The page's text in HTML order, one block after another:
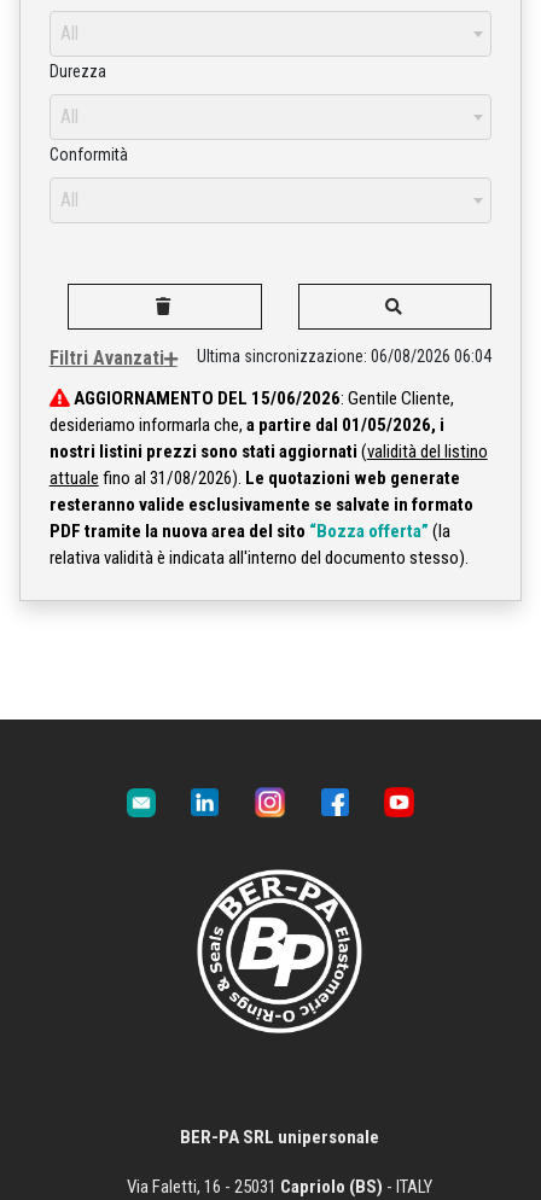
All
Durezza
All
Conformità
All
Filtri Avanzati Ultima sincronizzazione: 06/08/2026 06:04
AGGIORNAMENTO DEL 15/06/2026: Gentile Cliente,
desideriamo informarla che, a partire dal 01/05/2026, i
nostri listini prezzi sono stati aggiornati (validità del listino
attuale fino al 31/08/2026). Le quotazioni web generate
resteranno valide esclusivamente se salvate in formato
PDF tramite la nuova area del sito “Bozza offerta” (la
relativa validità è indicata all'interno del documento stesso).
BER-PA SRL unipersonale
Via Faletti, 16 - 25031 Capriolo (BS) - ITALY